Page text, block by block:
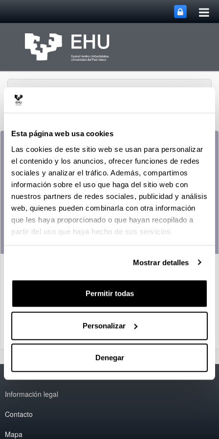
Esta página web usa cookies
Las cookies de este sitio web se usan para personalizar
el contenido y los anuncios, ofrecer funciones de redes
sociales y analizar el tráfico. Además, compartimos
información sobre el uso que haga del sitio web con
nuestros partners de redes sociales, publicidad y análisis
web, quienes pueden combinarla con otra información
que les haya proporcionado o que hayan recopilado a
partir del uso que haya hecho de sus servicios.
Mostrar detalles
Permitir todas
Personalizar
Denegar
This is an example of quick text to fill the body of the card with
some content in order to present it properly in page. We hope
you like it.
Accesibilidad
Información legal
Contacto
Mapa
EHU